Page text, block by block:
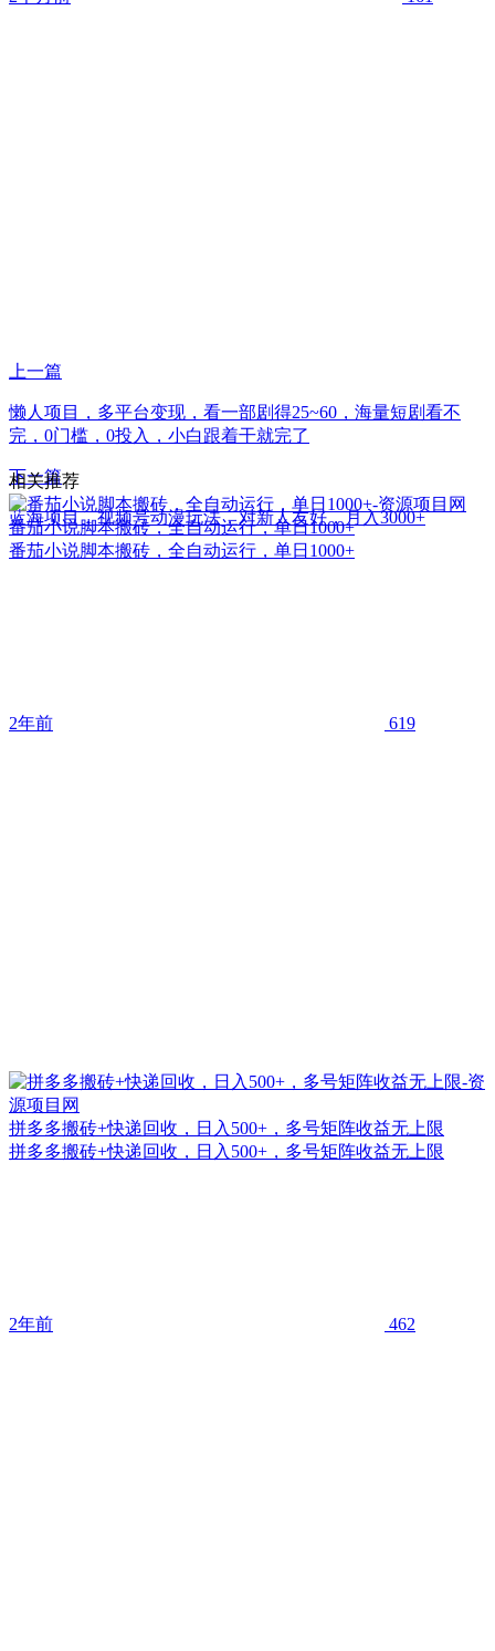
上一篇
懒人项目，多平台变现，看一部剧得25~60，海量短剧看不
完，0门槛，0投入，小白跟着干就完了
下一篇
蓝海项目，视频号动漫玩法，对新人友好，月入3000+
相关推荐
番茄小说脚本搬砖，全自动运行，单日1000+
番茄小说脚本搬砖，全自动运行，单日1000+
2年前 619
拼多多搬砖+快递回收，日入500+，多号矩阵收益无上限
拼多多搬砖+快递回收，日入500+，多号矩阵收益无上限
2年前 462